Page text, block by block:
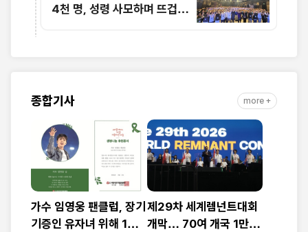
4천 명, 성령 사모하며 뜨겁게
종합기사 more +
가수 임영웅 팬클럽, 장기
기증인 유자녀 위해 1천
제29차 세계렘넌트대회
개막… 70여 개국 1만2